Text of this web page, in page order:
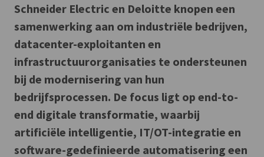
Schneider Electric en Deloitte knopen een
samenwerking aan om industriële bedrijven,
datacenter-exploitanten en
infrastructuurorganisaties te ondersteunen
bij de modernisering van hun
bedrijfsprocessen. De focus ligt op end-to-
end digitale transformatie, waarbij
artificiële intelligentie, IT/OT-integratie en
software-gedefinieerde automatisering een